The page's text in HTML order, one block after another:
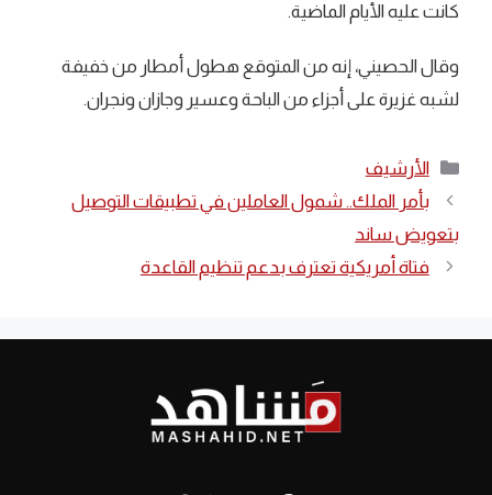
كانت عليه الأيام الماضية.
وقال الحصيني، إنه من المتوقع هطول أمطار من خفيفة
لشبه غزيرة على أجزاء من الباحة وعسير وجازان ونجران.
التصنيفات
الأرشيف
بأمر الملك.. شمول العاملين في تطبيقات التوصيل
بتعويض ساند
فتاة أمريكية تعترف بدعم تنظيم القاعدة